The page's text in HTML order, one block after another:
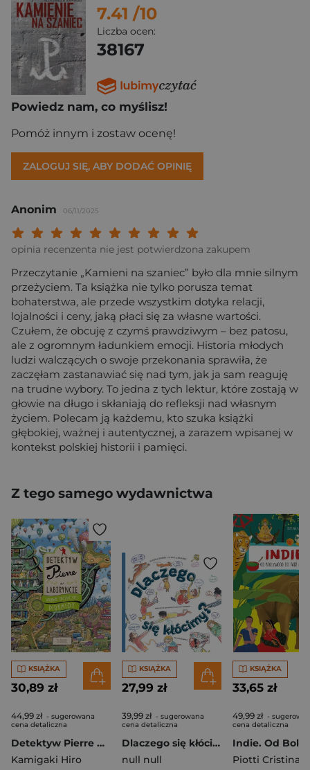
7.41 /10
Liczba ocen:
38167
Powiedz nam, co myślisz!
Pomóż innym i zostaw ocenę!
ZALOGUJ SIĘ, ABY DODAĆ OPINIĘ
Anonim 06/11/2025
Twoja ocena:
Twoja ocena: Wybitna 9/
Twoja ocena: Rewelacyjna 8/
Twoja ocena: Bardzo dobra 7/10"
Twoja ocena: Dobra 6/10"
Twoja ocena: Przeciętna 5/10"
Twoja ocena: Może być 4/10"
Twoja ocena: Słaba 3/10"
Twoja ocena: Bardzo słaba 2/10"
Twoja ocena: Beznadziejna 1/10"
opinia recenzenta nie jest potwierdzona zakupem
Przeczytanie „Kamieni na szaniec” było dla mnie silnym
przeżyciem. Ta książka nie tylko porusza temat
bohaterstwa, ale przede wszystkim dotyka relacji,
lojalności i ceny, jaką płaci się za własne wartości.
Czułem, że obcuję z czymś prawdziwym – bez patosu,
ale z ogromnym ładunkiem emocji. Historia młodych
ludzi walczących o swoje przekonania sprawiła, że
zaczęłam zastanawiać się nad tym, jak ja sam reaguję
na trudne wybory. To jedna z tych lektur, które zostają w
głowie na długo i skłaniają do refleksji nad własnym
życiem. Polecam ją każdemu, kto szuka książki
głębokiej, ważnej i autentycznej, a zarazem wpisanej w
kontekst polskiej historii i pamięci.
Z tego samego wydawnictwa
KSIĄŻKA
30,89 zł
44,99 zł - sugerowana
cena detaliczna
Detektyw Pierre w labiryncie. Sprawa zaginionej piramidy
Kamigaki Hiro
KSIĄŻKA
27,99 zł
39,99 zł - sugerowana
cena detaliczna
Dlaczego się kłócimy?
null null
KSIĄŻKA
33,65 zł
49,99 zł -
cena detaliczna
Piotti Cristina